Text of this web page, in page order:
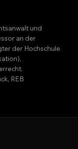
und
an der
der Hochschule
REB